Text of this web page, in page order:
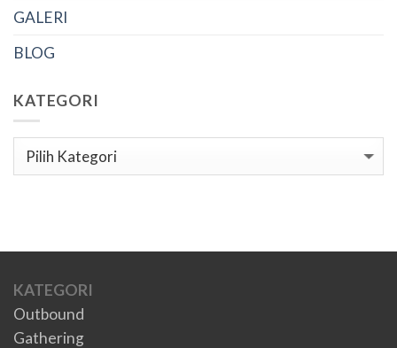
GALERI
BLOG
KATEGORI
Kategori
KATEGORI
Outbound
Gathering